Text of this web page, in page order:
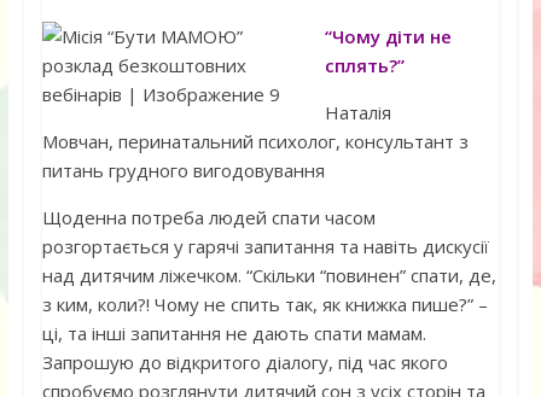
“Чому діти не
сплять?”
Наталія
Мовчан, перинатальний психолог, консультант з
питань грудного вигодовування
Щоденна потреба людей спати часом
розгортається у гарячі запитання та навіть дискусії
над дитячим ліжечком. “Скільки “повинен” спати, де,
з ким, коли?! Чому не спить так, як книжка пише?” –
ці, та інші запитання не дають спати мамам.
Запрошую до відкритого діалогу, під час якого
спробуємо розглянути дитячий сон з усіх сторін та